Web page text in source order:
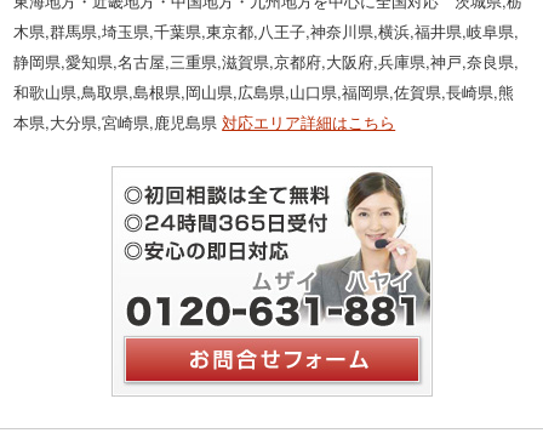
木県,群馬県,埼玉県,千葉県,東京都,八王子,神奈川県,横浜,福井県,岐阜県,
静岡県,愛知県,名古屋,三重県,滋賀県,京都府,大阪府,兵庫県,神戸,奈良県,
和歌山県,鳥取県,島根県,岡山県,広島県,山口県,福岡県,佐賀県,長崎県,熊
本県,大分県,宮崎県,鹿児島県対応エリア詳細はこちら